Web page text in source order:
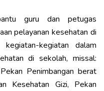
guru dan petugas
pelayanan kesehatan di
kegiatan dalam
di sekolah, missal:
Penimbangan berat
Kesehatan Gizi, Pekan